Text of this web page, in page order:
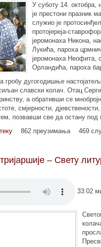
У суботу 14. октобра,
је престони празник
служио је
протојереја-
јеромонаха Никона,
Лукића, пароха
јеромонаха Неофита,
Орландића, пароха
гробу дугогодишње
славски колач. Отац
а обративши се
смјерности,
позвавши све да остану
862 преузимања 469
– Свету
33:02